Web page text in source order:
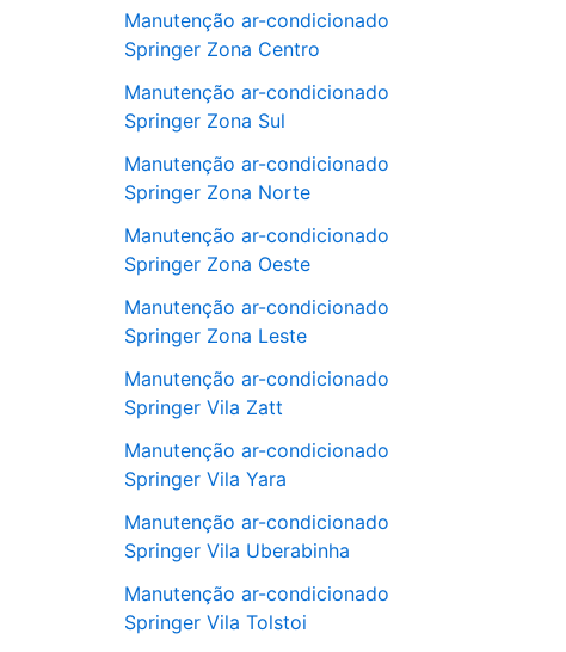
Manutenção ar-condicionado
Springer Zona Centro
Manutenção ar-condicionado
Springer Zona Sul
Manutenção ar-condicionado
Springer Zona Norte
Manutenção ar-condicionado
Springer Zona Oeste
Manutenção ar-condicionado
Springer Zona Leste
Manutenção ar-condicionado
Springer Vila Zatt
Manutenção ar-condicionado
Springer Vila Yara
Manutenção ar-condicionado
Springer Vila Uberabinha
Manutenção ar-condicionado
Springer Vila Tolstoi